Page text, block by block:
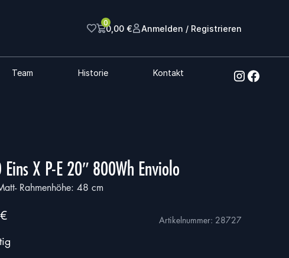
0
0,00 € Anmelden / Registrieren
Team Historie Kontakt
Eins X P-E 20″ 800Wh Enviolo
Rahmenhöhe: 48 cm
Artikelnummer: 28727
€